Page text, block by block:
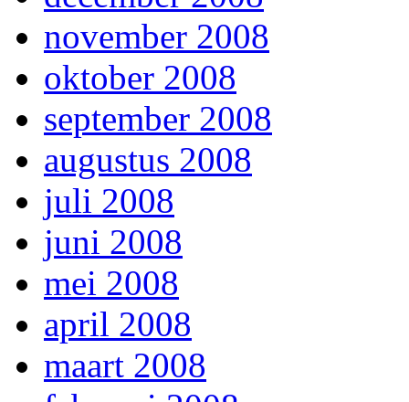
november 2008
oktober 2008
september 2008
augustus 2008
juli 2008
juni 2008
mei 2008
april 2008
maart 2008